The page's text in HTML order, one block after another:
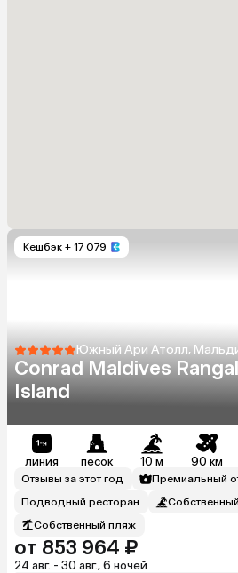
Кешбэк + 17 079
Южный Ари Атолл,
Conrad Maldives
Island
линия песок 10 м 90 км
Отзывы за этот год
Премиальный
Подводный ресторан
Собственный пляж
от 853 964 ₽
24 авг. - 30 авг., 6 ночей